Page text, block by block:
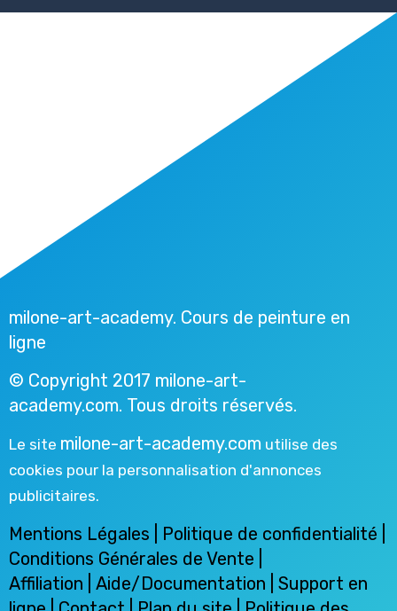
milone-art-academy. Cours de peinture en
ligne
© Copyright 2017 milone-art-
academy.com. Tous droits réservés.
Le site milone-art-academy.com utilise des
cookies pour la personnalisation d'annonces
publicitaires.
Mentions Légales Politique de confidentialité
Conditions Générales de Vente
Affiliation
Aide/Documentation
Support en